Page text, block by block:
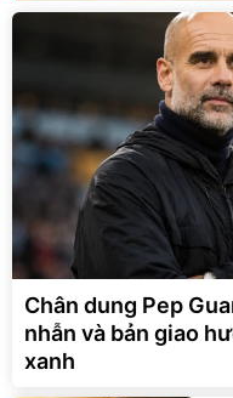
Chân dung Pep
nhẫn và bản giao
xanh